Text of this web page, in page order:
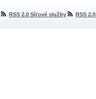
RSS 2.0 Síťové služby RSS